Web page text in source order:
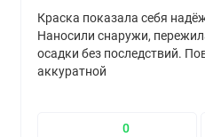
Краска показала себя
Наносили снаружи,
осадки без последствий.
аккуратной
0